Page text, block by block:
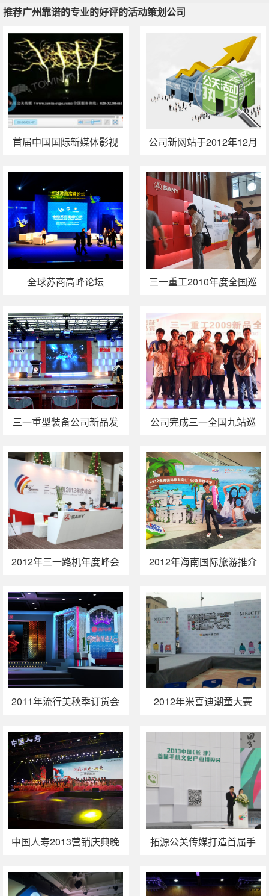
推荐广州靠谱的专业的好评的活动策划公司
推荐广州靠谱的专业的好评的活动策划公司
广州周年庆策划 广州发布会策划
首届中国国际新媒体影视
公司新网站于2012年12月
全球苏商高峰论坛
三一重工2010年度全国巡
三一重型装备公司新品发
公司完成三一全国九站巡
2012年三一路机年度峰会
2012年海南国际旅游推介
2011年流行美秋季订货会
2012年米喜迪潮童大赛
中国人寿2013营销庆典晚
拓源公关传媒打造首届手